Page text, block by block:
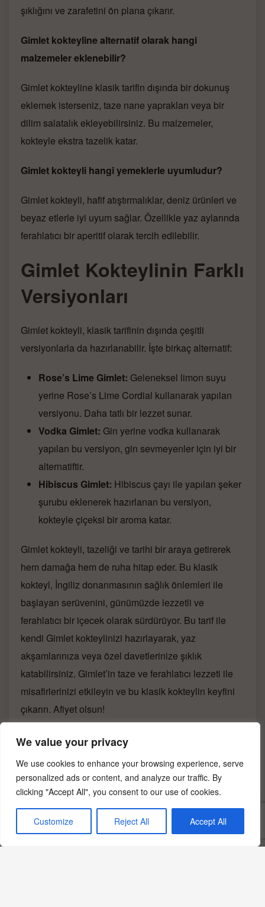
We value your privacy
We use cookies to enhance your browsing experience, serve
personalized ads or content, and analyze our traffic. By
clicking "Accept All", you consent to our use of cookies.
Customize Reject All Accept All
şıklığını ve zarafetini ön plana çıkarır.
Gimlet kokteyline alternatif olarak hangi
malzemeler eklenebilir?
Gimlet kokteyline klasik tarifin dışında bir dokunuş
eklemek isterseniz, taze nane yaprakları veya bir
dilim salatalık ekleyebilirsiniz. Bu malzemeler,
kokteyle ekstra tazelik katar.
Gimlet kokteyli hangi yemeklerle uyumludur?
Gimlet kokteyli, hafif atıştırmalıklar, deniz ürünleri ve
beyaz etlerle iyi uyum sağlar. Özellikle yaz aylarında
ferahlatıcı bir aperitif olarak tercih edilebilir.
Gimlet Kokteylinin Farklı
Versiyonları
Gimlet kokteyli, klasik tarifinin dışında çeşitli
versiyonlarla da hazırlanabilir. İşte birkaç alternatif:
Rose’s Lime Gimlet: Geleneksel limon suyu
yerine Rose’s Lime Cordial kullanarak yapılan
versiyonu. Daha tatlı bir lezzet sunar.
Vodka Gimlet: Gin yerine vodka kullanarak
yapılan bu versiyon, gin sevmeyenler için iyi bir
alternatiftir.
Hibiscus Gimlet: Hibiscus çayı ile yapılan şeker
şurubu eklenerek hazırlanan bu versiyon,
kokteyle çiçeksi bir aroma katar.
Gimlet kokteyli, tazeliği ve tarihi bir araya getirerek
hem damağa hem de ruha hitap eder. Bu klasik
kokteyl, İngiliz donanmasının sağlık önlemleri ile
başlayan serüvenini, günümüzde lezzetli ve
ferahlatıcı bir içecek olarak sürdürüyor. Bu tarif ile
kendi Gimlet kokteylinizi hazırlayarak, yaz
akşamlarınıza veya özel davetlerinize şıklık
katabilirsiniz. Gimlet’in taze ve ferahlatıcı lezzeti ile
misafirlerinizi etkileyin ve bu klasik kokteylin keyfini
çıkarın. Afiyet olsun!
Yazdır
PDF
Görsel notu: Bu sayfadaki fotoğraf yapay zekâ ile
oluşturulmuş temsili bir görseldir; belirli bir üreticinin,
bölgenin veya tarihsel anın belgesel fotoğrafı değildir.